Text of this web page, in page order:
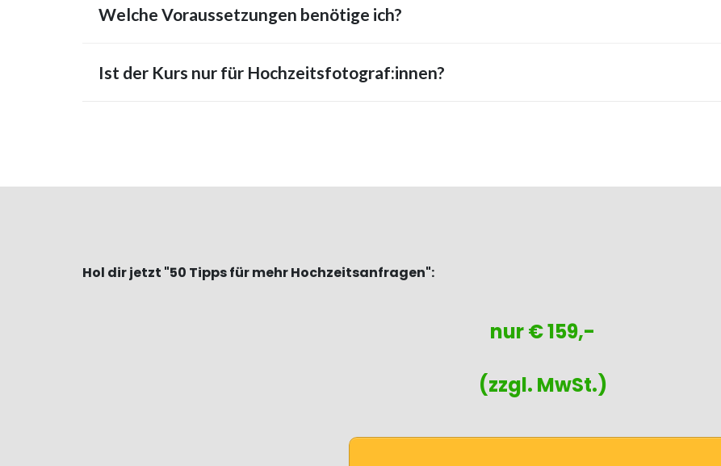
Welche Voraussetzungen benötige ich?
Ist der Kurs nur für Hochzeitsfotograf:innen?
Hol dir jetzt "50 Tipps für mehr Hochzeitsanfragen":
nur € 159,-
(zzgl. MwSt.)